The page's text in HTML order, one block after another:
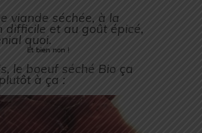
viande séchée, à la
difficile et au goût épicé,
quoi.
Et bien non !
le boeuf séché Bio ça
à ça :